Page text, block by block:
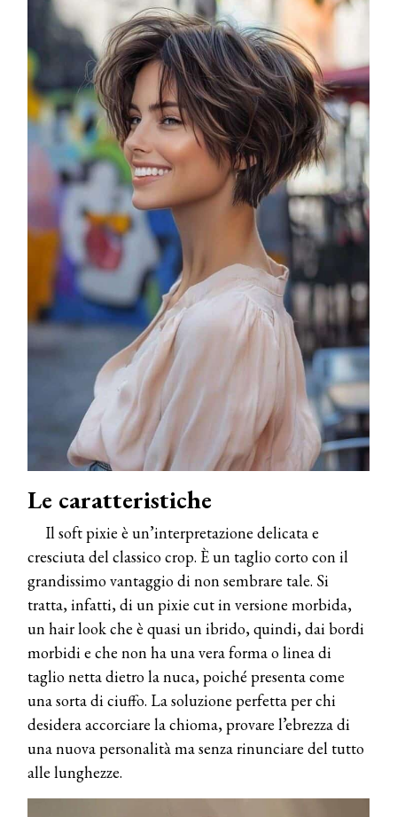
Le caratteristiche
Il soft pixie è un’interpretazione delicata e
cresciuta del classico crop. È un taglio corto con il
grandissimo vantaggio di non sembrare tale. Si
tratta, infatti, di un pixie cut in versione morbida,
un hair look che è quasi un ibrido, quindi, dai bordi
morbidi e che non ha una vera forma o linea di
taglio netta dietro la nuca, poiché presenta come
una sorta di ciuffo. La soluzione perfetta per chi
desidera accorciare la chioma, provare l’ebrezza di
una nuova personalità ma senza rinunciare del tutto
alle lunghezze.